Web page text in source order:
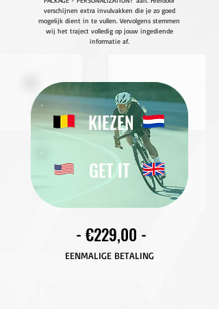
verschijnen extra invulvakken die je zo goed
mogelijk dient in te vullen. Vervolgens stemmen
wij het traject volledig op jouw ingediende
informatie af.
KIEZEN
GET IT
- €229,00 -
EENMALIGE BETALING